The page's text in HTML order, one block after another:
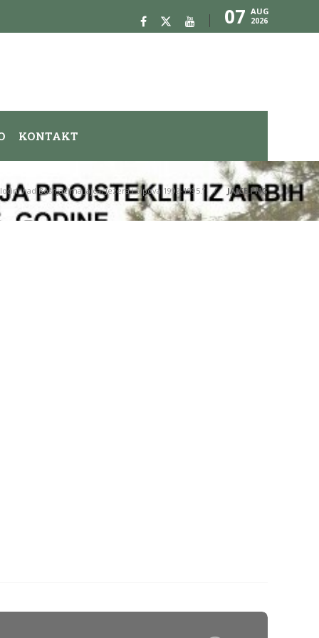
07 AUG
2026
KONTAKT
nad Bošnjacima Jajca, Jezera i Šipova 1992-1995.” JAJCE.PNG